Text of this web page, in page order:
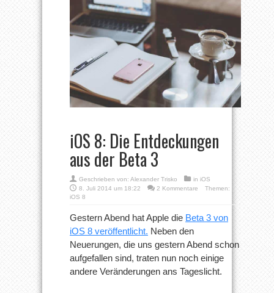
iOS 8: Die Entdeckungen
aus der Beta 3
Geschrieben von: Alexander Trisko in iOS
8. Juli 2014 um 18:22
2 Kommentare
Themen:
iOS 8
Gestern Abend hat Apple die Beta 3 von
iOS 8 veröffentlicht. Neben den
Neuerungen, die uns gestern Abend schon
aufgefallen sind, traten nun noch einige
andere Veränderungen ans Tageslicht.